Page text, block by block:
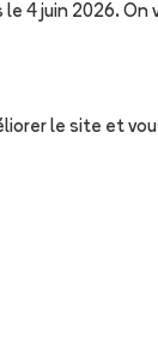
4 juin 2026.
le site et